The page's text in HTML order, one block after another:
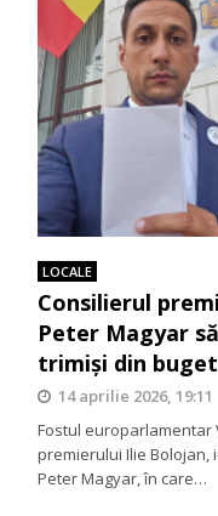
LOCALE
Consilierul
Peter Magyar
trimiși din
14 aprilie 2026, 19:11
Fostul europarlamentar
premierului Ilie Bolojan,
Peter Magyar, în care…